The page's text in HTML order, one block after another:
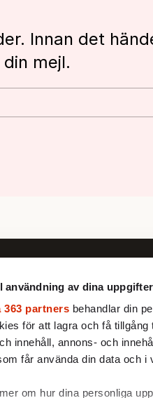
användning av dina uppgifter
363 partners behandlar din
för att lagra och få
innehåll, annons- och
får använda din data och i
om hur dina personliga
Innan det
mejl.